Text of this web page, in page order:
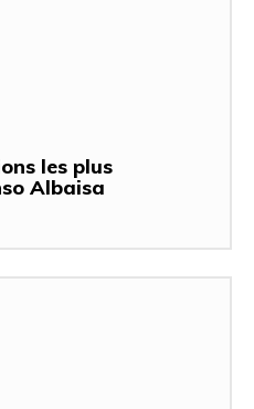
les plus
Albaisa